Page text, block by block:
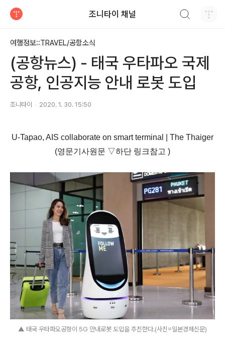
조니타이 채널
여행정보::TRAVEL/공항소식
(공항뉴스) - 태국 우타파오 국제
공항, 인공지능 안내 로봇 도입
조니타이 2020. 1. 30. 15:50
U-Tapao, AIS collaborate on smart terminal | The Thaiger
(영문기사원문 ▽하단 링크참고 )
▲ 태국 우타파오공항이 5G 안내로봇 도입을 추진한다.(사진=일본경제신문)